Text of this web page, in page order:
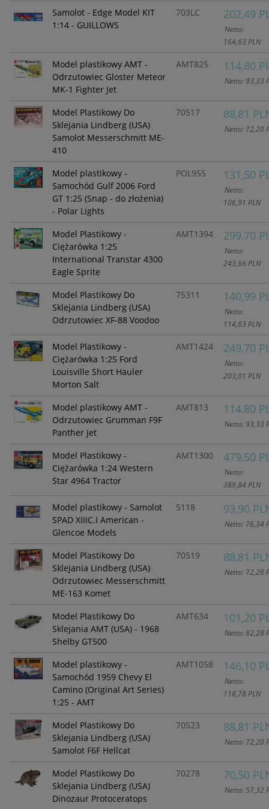
Samolot - Edge Model KIT
1:14 - GUILLOWS
703LC 202,49
Netto:
164,63 PLN
Model plastikowy AMT -
Odrzutowiec Gloster Meteor
MK-1 Fighter Jet
AMT825 114,80
Netto: 93,33
Model Plastikowy Do
Sklejania Lindberg (USA)
Samolot Messerschmitt ME-
410
70517 88,81
Netto: 72,20
Model plastikowy -
Samochód Gulf 2006 Ford
GT 1:25 (Snap - do złożenia)
- Polar Lights
POL955 131,50
Netto:
106,91 PLN
Model Plastikowy -
Ciężarówka 1:25
International Transtar 4300
Eagle Sprite
AMT1394 299,70
Netto:
243,66 PLN
Model Plastikowy Do
Sklejania Lindberg (USA)
Odrzutowiec XF-88 Voodoo
75311 140,99
Netto:
114,63 PLN
Model Plastikowy -
Ciężarówka 1:25 Ford
Louisville Short Hauler
Morton Salt
AMT1424 249,70
Netto:
203,01 PLN
Model plastikowy AMT -
Odrzutowiec Grumman F9F
Panther Jet
AMT813 114,80
Netto: 93,33
Model Plastikowy -
Ciężarówka 1:24 Western
Star 4964 Tractor
AMT1300 479,50
Netto:
389,84 PLN
Model plastikowy - Samolot
SPAD XIIIC.I American -
Glencoe Models
5118 93,90
Netto: 76,34
Model Plastikowy Do
Sklejania Lindberg (USA)
Odrzutowiec Messerschmitt
ME-163 Komet
70519 88,81
Netto: 72,20
Model Plastikowy Do
Sklejania AMT (USA) - 1968
Shelby GT500
AMT634 101,20
Netto: 82,28
Model plastikowy -
Samochód 1959 Chevy El
Camino (Original Art Series)
1:25 - AMT
AMT1058 146,10
Netto:
118,78 PLN
Model Plastikowy Do
Sklejania Lindberg (USA)
Samolot F6F Hellcat
70523 88,81
Netto: 72,20
Model Plastikowy Do
Sklejania Lindberg (USA)
Dinozaur Protoceratops
70278 70,50
Netto: 57,32
stron internetowych bądź też
podczas korzystania z naszych
serwisów w urządzeniu końcowym
umożliwienia Ci skorzystania ze
zintegrowanych funkcjonalności
(np. Facebook, LinkedIn, YouTube).
korzystania z plików Cookies w
swojej polityce prywatności w
związku z czym nie mamy wpływu
na prowadzoną przez dostawców
wykorzystywania przez nich
plików Cookies.
Wszelkie pytania oraz zgłoszenia
możesz kierować od
Ochrony Danych, pod adres
marketing@kecja.pl
telefonu+48 693 713 987